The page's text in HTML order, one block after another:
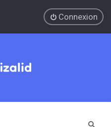
Connexion